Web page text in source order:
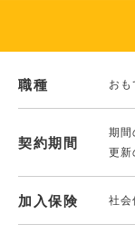
職種 おも
契約期間
期
更新
加入保険 社会